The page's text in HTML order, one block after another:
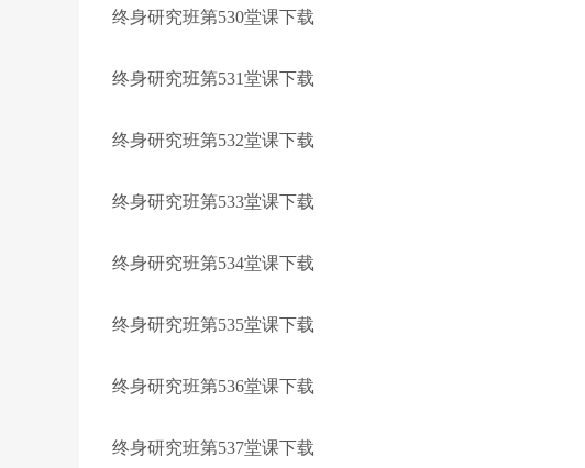
终身研究班第530堂课下载
终身研究班第531堂课下载
终身研究班第532堂课下载
终身研究班第533堂课下载
终身研究班第534堂课下载
终身研究班第535堂课下载
终身研究班第536堂课下载
终身研究班第537堂课下载